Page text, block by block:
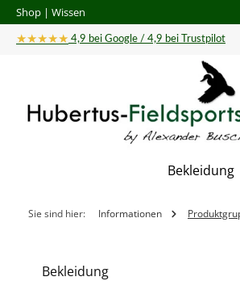
Hauptinhalt springen
Zur Suche springen
Zur Hauptnavigation springen
Shop | Wissen
★★★★★ 4,9 bei Google / 4,9 bei Trustpilot
Bekleidung
Sie sind hier: Informationen
Bekleidung